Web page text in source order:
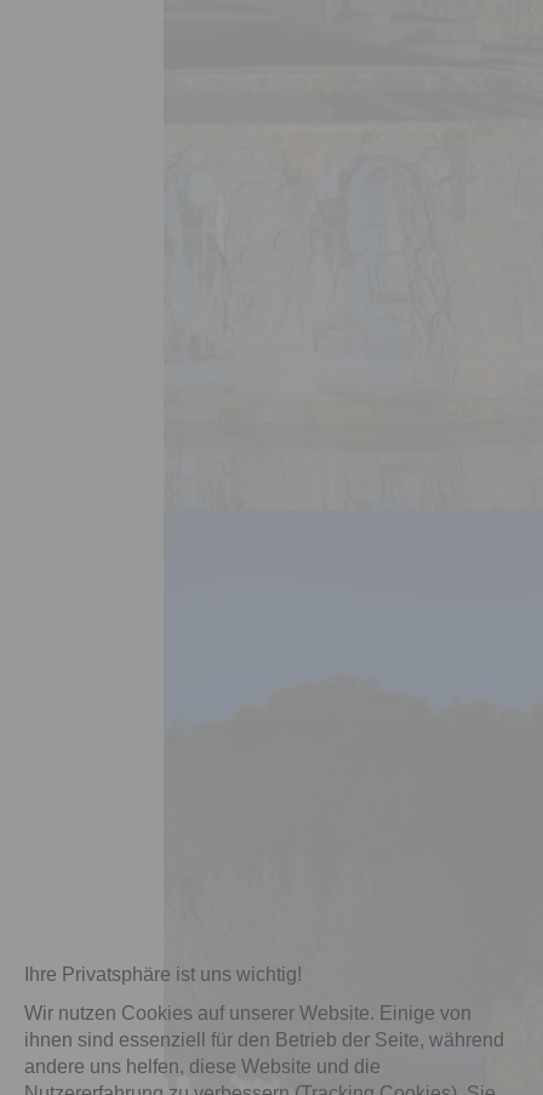
Ihre Privatsphäre ist uns wichtig!
Wir nutzen Cookies auf unserer Website. Einige von
ihnen sind essenziell für den Betrieb der Seite, während
andere uns helfen, diese Website und die